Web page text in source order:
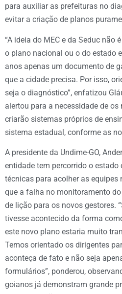
para auxiliar as prefeituras no
evitar a criação de planos
“A ideia do MEC e da Seduc não
o plano nacional ou o do estado
anos apenas um documento de
que a cidade precisa. Por isso,
seja o diagnóstico”, enfatizou
alertou para a necessidade de
criarão sistemas próprios de
sistema estadual, conforme as
A presidente da Undime-GO,
entidade tem percorrido o
técnicas para acolher as equipes
que a falha no monitoramento
de lição para os novos gestores.
tivesse acontecido da forma
este novo plano estaria muito
Temos orientado os dirigentes
aconteça de fato e não seja
formulários”, ponderou,
goianos já demonstram grande